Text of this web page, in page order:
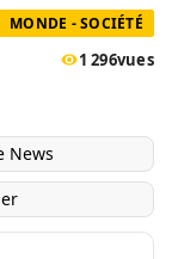
MONDE - SOCIÉTÉ
1 296vues
News